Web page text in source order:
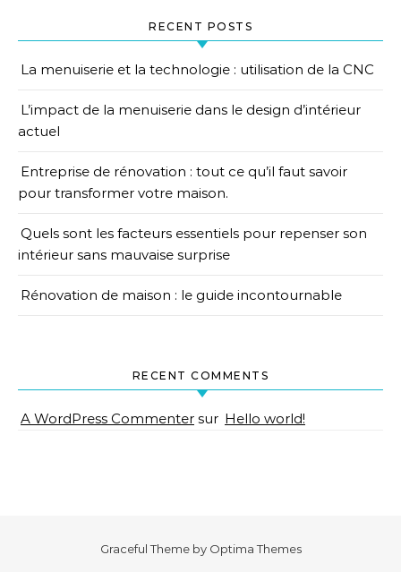
RECENT POSTS
La menuiserie et la technologie : utilisation de la CNC
L’impact de la menuiserie dans le design d’intérieur
actuel
Entreprise de rénovation : tout ce qu’il faut savoir
pour transformer votre maison.
Quels sont les facteurs essentiels pour repenser son
intérieur sans mauvaise surprise
Rénovation de maison : le guide incontournable
RECENT COMMENTS
A WordPress Commenter sur Hello world!
Graceful Theme by Optima Themes